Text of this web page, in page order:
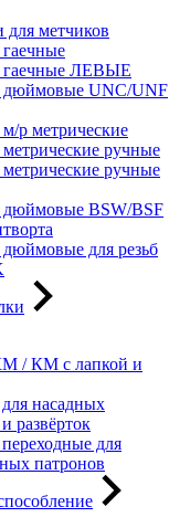
для метчиков
гаечные ЛЕВЫЕ
UNC/UNF
р метрические
ручные
ручные
BSW/BSF
для резьб
/ КМ с лапкой и
насадных
развёрток
для
патронов